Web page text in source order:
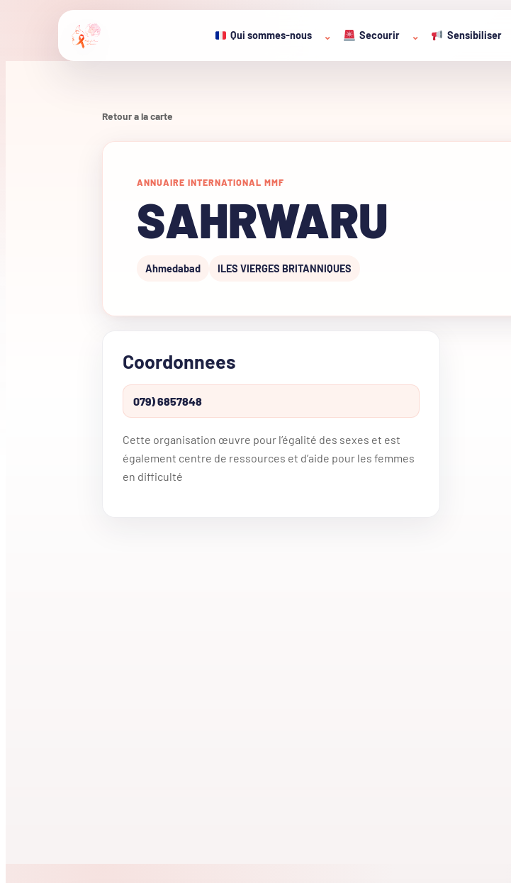
Qui sommes-nous ⌄ Secourir ⌄ Sensibiliser
Retour a la carte
ANNUAIRE INTERNATIONAL MMF
SAHRWARU
Ahmedabad ILES VIERGES BRITANNIQUES
Coordonnees
079) 6857848
Cette organisation œuvre pour l’égalité des sexes et est
également centre de ressources et d’aide pour les femmes
en difficulté